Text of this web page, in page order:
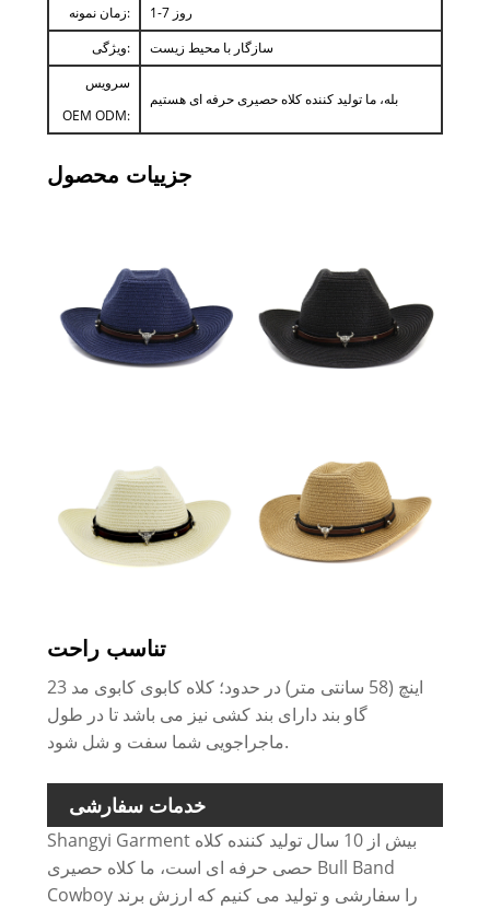
زمان نمونه:
1-7 روز
ویژگی:
سازگار با محیط زیست
سرویس
OEM ODM:
بله، ما تولید کننده کلاه حصیری حرفه ای هستیم
جزییات محصول
تناسب راحت
23 اینچ (58 سانتی متر) در حدود؛ کلاه کابوی کابوی مد
گاو بند دارای بند کشی نیز می باشد تا در طول
ماجراجویی شما سفت و شل شود.
خدمات سفارشی
Shangyi Garment بیش از 10 سال تولید کننده کلاه
حصی حرفه ای است، ما کلاه حصیری Bull Band
Cowboy را سفارشی و تولید می کنیم که ارزش برند